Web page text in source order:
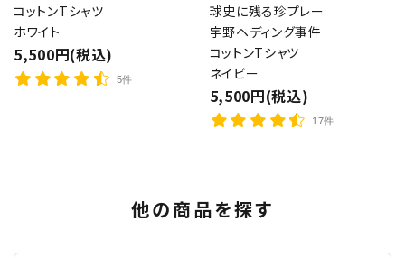
コットンTシャツ
ホワイト
5,500円(税込)
5件
球史に残る珍プレー
宇野ヘディング事件
コットンTシャツ
ネイビー
5,500円(税込)
17件
他の商品を探す